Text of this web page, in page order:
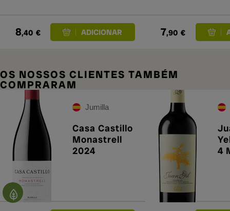
8,40 € 7,90 €
OS NOSSOS CLIENTES TAMBÉM
COMPRARAM
Jumilla
Casa Castillo
Monastrell
2024
4